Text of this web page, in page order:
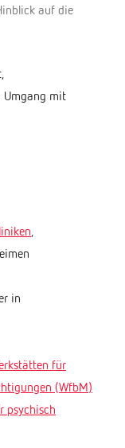
auf die
Umgang mit
in
für
(WfbM)
psychisch